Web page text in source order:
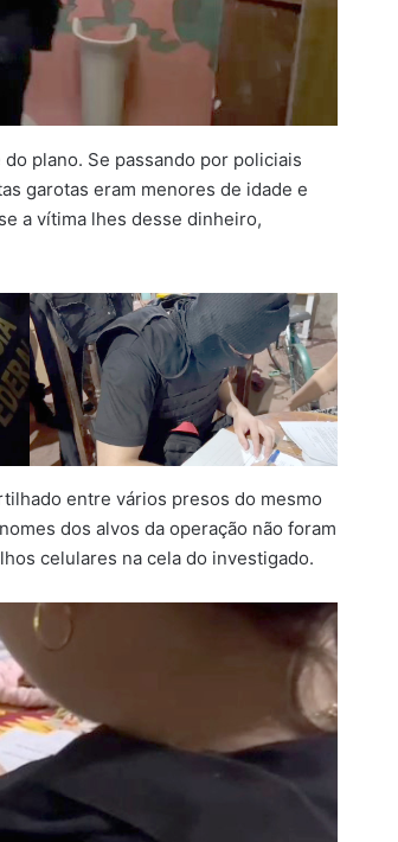
do plano. Se passando por policiais
garotas eram menores de idade e
a vítima lhes desse dinheiro,
entre vários presos do mesmo
dos alvos da operação não foram
celulares na cela do investigado.